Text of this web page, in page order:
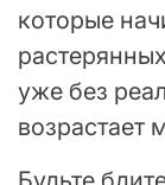
которые
уже без
возрастает